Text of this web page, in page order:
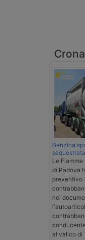
Benzina
Le
di Padova
preventivo
nei
al valico di